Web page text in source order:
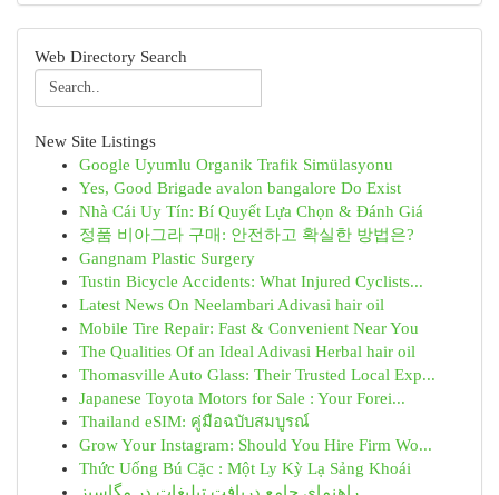
Web Directory Search
New Site Listings
Google Uyumlu Organik Trafik Simülasyonu
Yes, Good Brigade avalon bangalore Do Exist
Nhà Cái Uy Tín: Bí Quyết Lựa Chọn & Đánh Giá
정품 비아그라 구매: 안전하고 확실한 방법은?
Gangnam Plastic Surgery
Tustin Bicycle Accidents: What Injured Cyclists...
Latest News On Neelambari Adivasi hair oil
Mobile Tire Repair: Fast & Convenient Near You
The Qualities Of an Ideal Adivasi Herbal hair oil
Thomasville Auto Glass: Their Trusted Local Exp...
Japanese Toyota Motors for Sale : Your Forei...
Thailand eSIM: คู่มือฉบับสมบูรณ์
Grow Your Instagram: Should You Hire Firm Wo...
Thức Uống Bú Cặc : Một Ly Kỳ Lạ Sảng Khoái